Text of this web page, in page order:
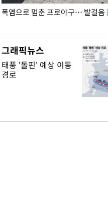
폭염으로 멈춘 프로야구… 발걸음
그래픽뉴스
태풍 '돌핀' 예상 이동
경로